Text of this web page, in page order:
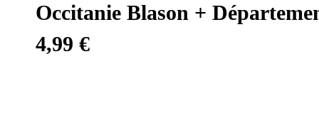
Occitanie Blason +
4,99 €